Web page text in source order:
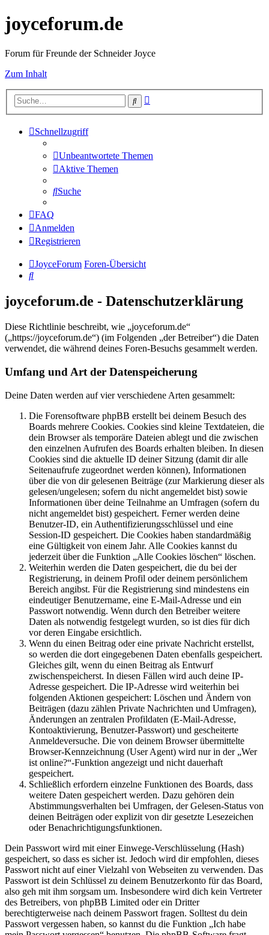
joyceforum.de
Forum für Freunde der Schneider Joyce
Zum Inhalt
Suche
Schnellzugriff
Unbeantwortete Themen
Aktive Themen
Suche
FAQ
Anmelden
Registrieren
JoyceForum Foren-Übersicht
Suche
joyceforum.de - Datenschutzerklärung
Diese Richtlinie beschreibt, wie „joyceforum.de“
(„https://joyceforum.de“) (im Folgenden „der Betreiber“) die Daten
verwendet, die während deines Foren-Besuchs gesammelt werden.
Umfang und Art der Datenspeicherung
Deine Daten werden auf vier verschiedene Arten gesammelt:
Die Forensoftware phpBB erstellt bei deinem Besuch des
Boards mehrere Cookies. Cookies sind kleine Textdateien, die
dein Browser als temporäre Dateien ablegt und die zwischen
den einzelnen Aufrufen des Boards erhalten bleiben. In diesen
Cookies sind die aktuelle ID deiner Sitzung (damit dir alle
Seitenaufrufe zugeordnet werden können), Informationen
über die von dir gelesenen Beiträge (zur Markierung dieser als
gelesen/ungelesen; sofern du nicht angemeldet bist) sowie
Informationen über deine Teilnahme an Umfragen (sofern du
nicht angemeldet bist) gespeichert. Ferner werden deine
Benutzer-ID, ein Authentifizierungsschlüssel und eine
Session-ID gespeichert. Die Cookies haben standardmäßig
eine Gültigkeit von einem Jahr. Alle Cookies kannst du
jederzeit über die Funktion „Alle Cookies löschen“ löschen.
Weiterhin werden die Daten gespeichert, die du bei der
Registrierung, in deinem Profil oder deinem persönlichem
Bereich angibst. Für die Registrierung sind mindestens ein
eindeutiger Benutzername, eine E-Mail-Adresse und ein
Passwort notwendig. Wenn durch den Betreiber weitere
Daten als notwendig festgelegt wurden, so ist dies für dich
vor deren Eingabe ersichtlich.
Wenn du einen Beitrag oder eine private Nachricht erstellst,
so werden die dort eingegebenen Daten ebenfalls gespeichert.
Gleiches gilt, wenn du einen Beitrag als Entwurf
zwischenspeicherst. In diesen Fällen wird auch deine IP-
Adresse gespeichert. Die IP-Adresse wird weiterhin bei
folgenden Aktionen gespeichert: Löschen und Ändern von
Beiträgen (dazu zählen Private Nachrichten und Umfragen),
Änderungen an zentralen Profildaten (E-Mail-Adresse,
Kontoaktivierung, Benutzer-Passwort) und gescheiterte
Anmeldeversuche. Die von deinem Browser übermittelte
Browser-Kennzeichnung (User Agent) wird nur in der „Wer
ist online?“-Funktion angezeigt und nicht dauerhaft
gespeichert.
Schließlich erfordern einzelne Funktionen des Boards, dass
weitere Daten gespeichert werden. Dazu gehören dein
Abstimmungsverhalten bei Umfragen, der Gelesen-Status von
deinen Beiträgen oder explizit von dir gesetzte Lesezeichen
oder Benachrichtigungsfunktionen.
Dein Passwort wird mit einer Einwege-Verschlüsselung (Hash)
gespeichert, so dass es sicher ist. Jedoch wird dir empfohlen, dieses
Passwort nicht auf einer Vielzahl von Webseiten zu verwenden. Das
Passwort ist dein Schlüssel zu deinem Benutzerkonto für das Board,
also geh mit ihm sorgsam um. Insbesondere wird dich kein Vertreter
des Betreibers, von phpBB Limited oder ein Dritter
berechtigterweise nach deinem Passwort fragen. Solltest du dein
Passwort vergessen haben, so kannst du die Funktion „Ich habe